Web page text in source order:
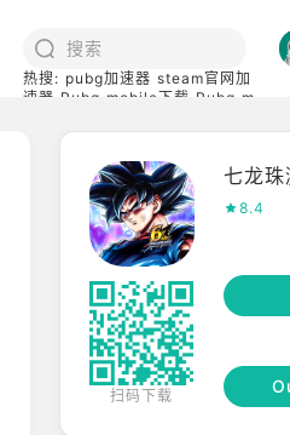
热搜: pubg加速器 steam官网加
速器 Pubg mobile下载 Pubg m
扫码下载
8.4